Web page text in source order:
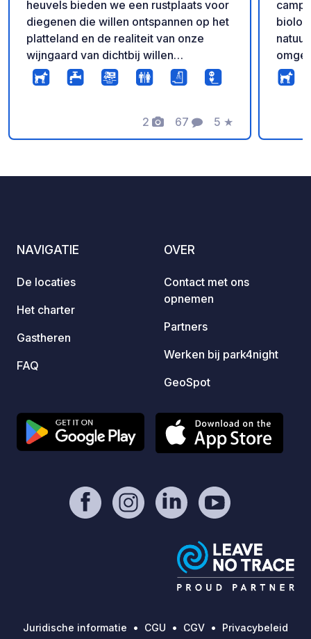
heuvels bieden we een rustplaats voor
diegenen die willen ontspannen op het
platteland en de realiteit van onze
wijngaard van dichtbij willen
ontdekken. Voor een verzorgde en
georganiseerde ontvangst is
aanbevolen voor 19.00 uur. Er zijn
huisdieren in de accommodatie.
2
Foto's
67
Commentaren
5
Beoordeling
★
van
Extra
NAVIGATIE
De locaties
Het charter
Gastheren
FAQ
OVER
Contact met ons
opnemen
Partners
Werken bij park4night
GeoSpot
Juridische informatie CGU CGV
Privacybeleid